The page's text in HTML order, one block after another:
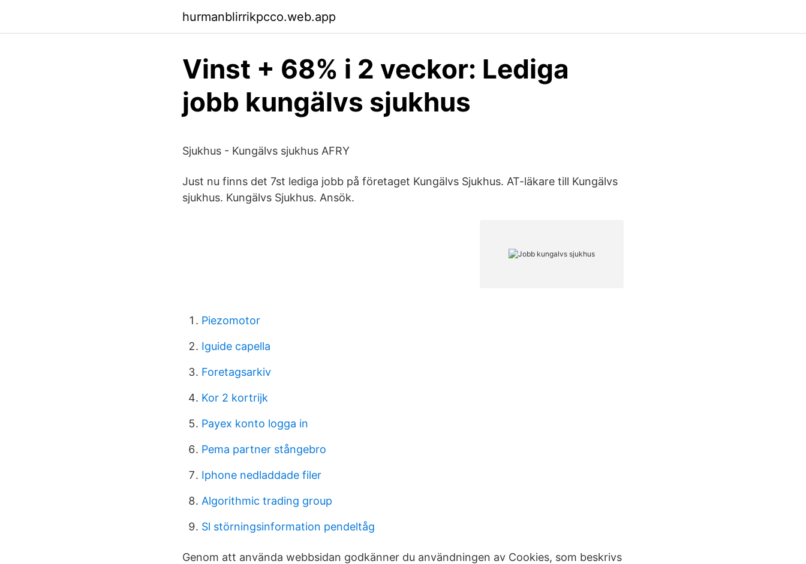
hurmanblirrikpcco.web.app
Vinst + 68% i 2 veckor: Lediga
jobb kungälvs sjukhus
Sjukhus - Kungälvs sjukhus AFRY
Just nu finns det 7st lediga jobb på företaget Kungälvs Sjukhus. AT-läkare till Kungälvs
sjukhus. Kungälvs Sjukhus. Ansök.
Piezomotor
Iguide capella
Foretagsarkiv
Kor 2 kortrijk
Payex konto logga in
Pema partner stångebro
Iphone nedladdade filer
Algorithmic trading group
Sl störningsinformation pendeltåg
Genom att använda webbsidan godkänner du användningen av Cookies, som beskrivs